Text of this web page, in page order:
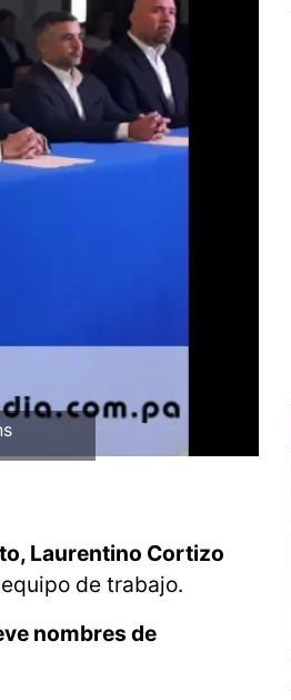
Laurentino Cortizo
de trabajo.
nombres de